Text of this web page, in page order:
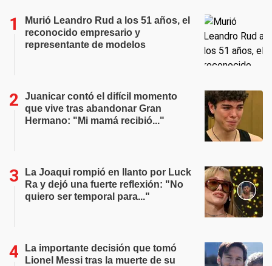
Murió Leandro Rud a los 51 años, el
reconocido empresario y
representante de modelos
Juanicar contó el difícil momento
que vive tras abandonar Gran
Hermano: "Mi mamá recibió..."
La Joaqui rompió en llanto por Luck
Ra y dejó una fuerte reflexión: "No
quiero ser temporal para..."
La importante decisión que tomó
Lionel Messi tras la muerte de su